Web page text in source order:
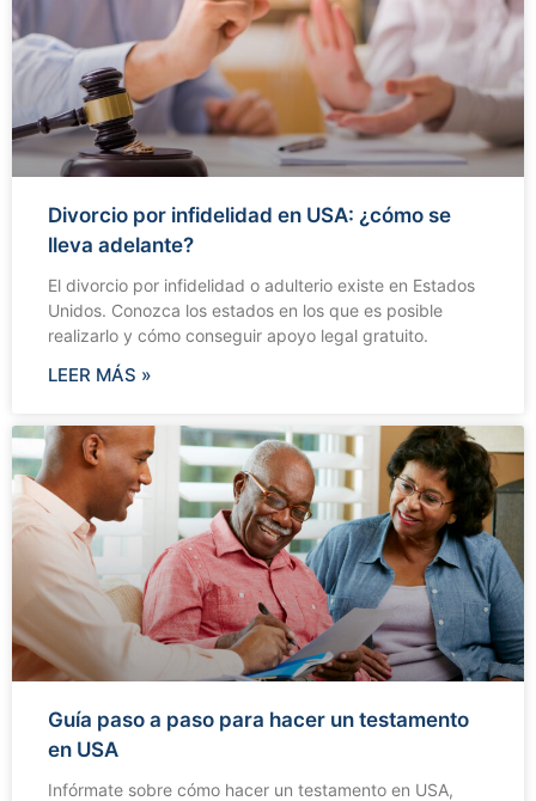
Divorcio por infidelidad en USA: ¿cómo se
lleva adelante?
El divorcio por infidelidad o adulterio existe en Estados
Unidos. Conozca los estados en los que es posible
realizarlo y cómo conseguir apoyo legal gratuito.
LEER MÁS »
Guía paso a paso para hacer un testamento
en USA
Infórmate sobre cómo hacer un testamento en USA,